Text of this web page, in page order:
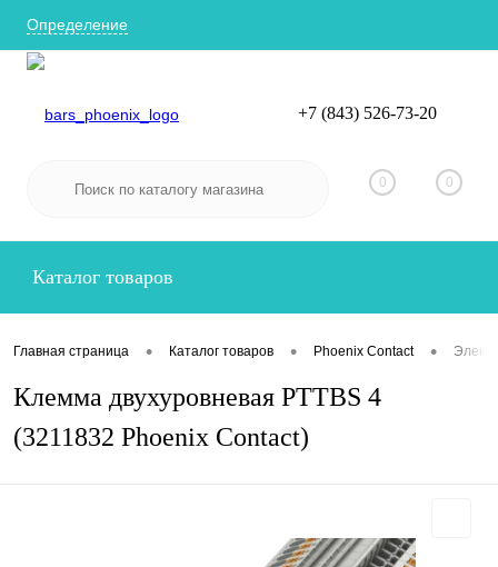
Определение
Вход
+7 (843) 526-73-20
0 0
Каталог товаров
Главная страница • Каталог товаров • Phoenix Contact •
Клемма двухуровневая PTTBS 4
(3211832 Phoenix Contact)